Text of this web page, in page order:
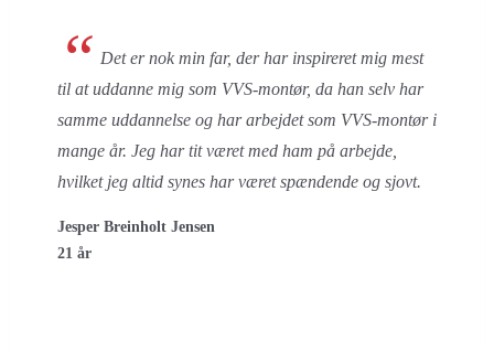
“ Det er nok min far, der har inspireret mig mest
til at uddanne mig som VVS-montør, da han selv har
samme uddannelse og har arbejdet som VVS-montør i
mange år. Jeg har tit været med ham på arbejde,
hvilket jeg altid synes har været spændende og sjovt.
Jesper Breinholt Jensen
21 år